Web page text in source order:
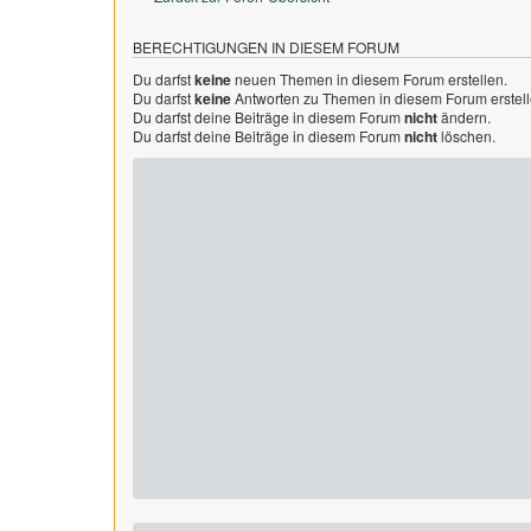
BERECHTIGUNGEN IN DIESEM FORUM
Du darfstkeineneuen Themen in diesem Forum erstellen.
Du darfstkeineAntworten zu Themen in diesem Forum
Du darfst deine Beiträge in diesem Forumnichtändern.
Du darfst deine Beiträge in diesem Forumnichtlöschen.